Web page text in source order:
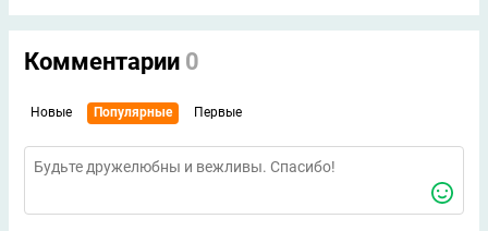
Комментарии 0
Новые Популярные Первые